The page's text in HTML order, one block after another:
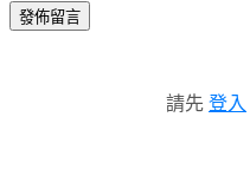
發佈留言
請先 登入